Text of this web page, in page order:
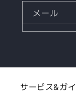
メール
サービス&ガ